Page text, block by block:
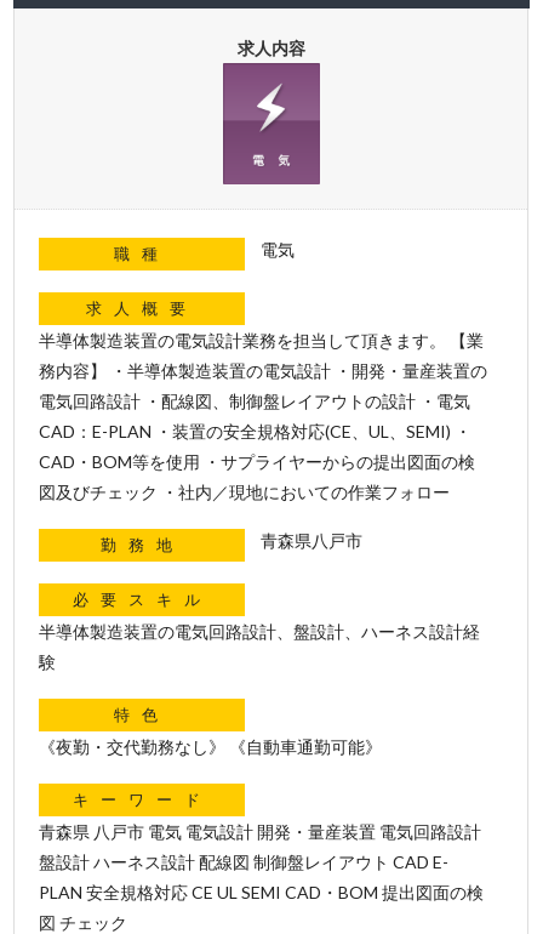
求人内容
職種 電気
求人概要
半導体製造装置の電気設計業務を担当して頂きます。 【業
務内容】 ・半導体製造装置の電気設計 ・開発・量産装置の
電気回路設計 ・配線図、制御盤レイアウトの設計 ・電気
CAD：E-PLAN ・装置の安全規格対応(CE、UL、SEMI) ・
CAD・BOM等を使用 ・サプライヤーからの提出図面の検
図及びチェック ・社内／現地においての作業フォロー
勤務地 青森県八戸市
必要スキル
半導体製造装置の電気回路設計、盤設計、ハーネス設計経
験
特色
《夜勤・交代勤務なし》 《自動車通勤可能》
キーワード
青森県 八戸市 電気 電気設計 開発・量産装置 電気回路設計
盤設計 ハーネス設計 配線図 制御盤レイアウト CAD E-
PLAN 安全規格対応 CE UL SEMI CAD・BOM 提出図面の検
図 チェック